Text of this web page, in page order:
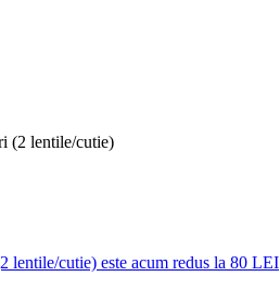
lentile/cutie) este acum redus la 80 LEI